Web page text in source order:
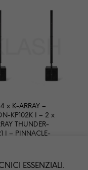
4 x K-ARRAY –
KP102K I – 2 x
THUNDER-
I – PINNACLE-
DETTAGLI
ESSENZIALI.